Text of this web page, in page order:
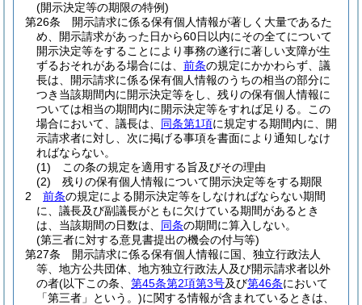
(開示決定等の期限の特例)
第26条
開示請求に係る保有個人情報が著しく大量であるた
め、開示請求があった日から60日以内にその全てについて
開示決定等をすることにより事務の遂行に著しい支障が生
ずるおそれがある場合には、 前条の規定にかかわらず、議
長は、開示請求に係る保有個人情報のうちの相当の部分に
つき当該期間内に開示決定等をし、残りの保有個人情報に
ついては相当の期間内に開示決定等をすれば足りる。
この
場合において、議長は、 同条第1項に規定する期間内に、開
示請求者に対し、次に掲げる事項を書面により通知しなけ
ればならない。
(1)
この条の規定を適用する旨及びその理由
(2)
残りの保有個人情報について開示決定等をする期限
2
前条の規定による開示決定等をしなければならない期間
に、議長及び副議長がともに欠けている期間があるとき
は、当該期間の日数は、 同条の期間に算入しない。
(第三者に対する意見書提出の機会の付与等)
第27条
開示請求に係る保有個人情報に国、独立行政法人
等、地方公共団体、地方独立行政法人及び開示請求者以外
の者(以下この条、 第45条第2項第3号及び第46条において
「第三者」という。)に関する情報が含まれているときは、